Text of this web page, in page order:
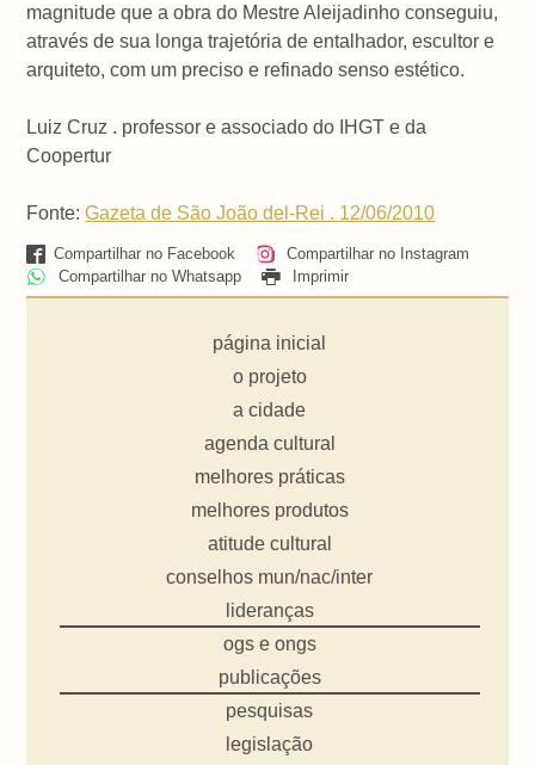
magnitude que a obra do Mestre Aleijadinho conseguiu,
através de sua longa trajetória de entalhador, escultor e
arquiteto, com um preciso e refinado senso estético.
Luiz Cruz . professor e associado do IHGT e da
Coopertur
Fonte:Gazeta de São João del-Rei . 12/06/2010
Compartilhar no Facebook
Compartilhar no Instagram
Compartilhar no Whatsapp
Imprimir
página inicial
o projeto
a cidade
agenda cultural
melhores práticas
melhores produtos
atitude cultural
conselhos mun/nac/inter
lideranças
ogs e ongs
publicações
pesquisas
legislação